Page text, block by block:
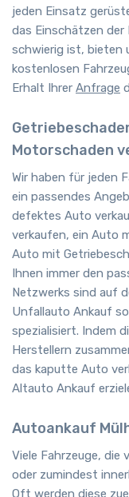
jeden Einsatz
das Einschätzen der
schwierig ist, bieten
kostenlosen
Erhalt Ihrer Anfrage
Motorschaden
Wir haben für jeden
ein passendes
defektes Auto
verkaufen, ein Auto
Auto mit
Ihnen immer den
Netzwerks sind auf
Unfallauto Ankauf
spezialisiert. Indem
Herstellern
das kaputte Auto
Altauto Ankauf
Autoankauf
Viele Fahrzeuge, die
oder zumindest
Oft werden diese